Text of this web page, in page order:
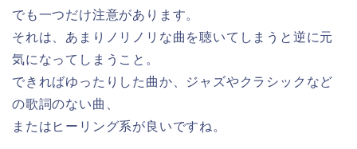
でも一つだけ注意があります。
それは、あまりノリノリな曲を聴いてしまうと逆に元
気になってしまうこと。
できればゆったりした曲か、ジャズやクラシックなど
の歌詞のない曲、
またはヒーリング系が良いですね。